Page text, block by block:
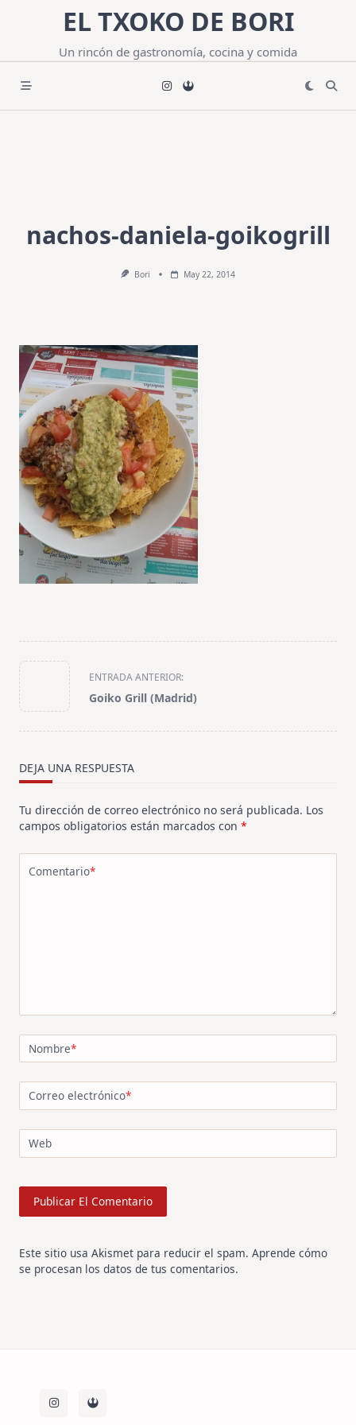
contenido
EL TXOKO DE BORI
Un rincón de gastronomía, cocina y comida
nachos-daniela-goikogrill
Bori May 22, 2014
<span
class="nav-
subtitle
screen-
text">Página</span>
ENTRADA ANTERIOR:
Goiko Grill (Madrid)
DEJA UNA RESPUESTA
Tu dirección de correo electrónico no será publicada. Los
campos obligatorios están marcados con *
Comentario*
Nombre*
Correo electrónico*
Web
Este sitio usa Akismet para reducir el spam. Aprende cómo
se procesan los datos de tus comentarios.